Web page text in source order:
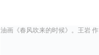
油画《春风吹来的时候》。王岩 作